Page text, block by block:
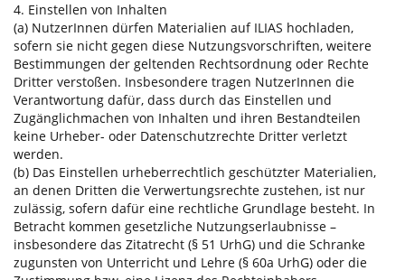
4. Einstellen von Inhalten
(a) NutzerInnen dürfen Materialien auf ILIAS hochladen,
sofern sie nicht gegen diese Nutzungsvorschriften, weitere
Bestimmungen der geltenden Rechtsordnung oder Rechte
Dritter verstoßen. Insbesondere tragen NutzerInnen die
Verantwortung dafür, dass durch das Einstellen und
Zugänglichmachen von Inhalten und ihren Bestandteilen
keine Urheber- oder Datenschutzrechte Dritter verletzt
werden.
(b) Das Einstellen urheberrechtlich geschützter Materialien,
an denen Dritten die Verwertungsrechte zustehen, ist nur
zulässig, sofern dafür eine rechtliche Grundlage besteht. In
Betracht kommen gesetzliche Nutzungserlaubnisse –
insbesondere das Zitatrecht (§ 51 UrhG) und die Schranke
zugunsten von Unterricht und Lehre (§ 60a UrhG) oder die